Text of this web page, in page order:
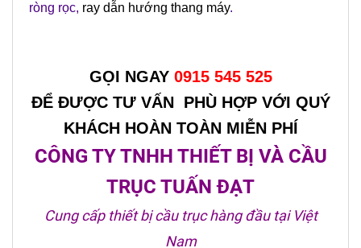
ròng rọc, ray dẫn hướng thang máy.
GỌI NGAY 0915 545 525
ĐỂ ĐƯỢC TƯ VẤN PHÙ HỢP VỚI QUÝ
KHÁCH HOÀN TOÀN MIỄN PHÍ
CÔNG TY TNHH THIẾT BỊ VÀ CẦU
TRỤC TUẤN ĐẠT
Cung cấp thiết bị cầu trục hàng đầu tại Việt
Nam